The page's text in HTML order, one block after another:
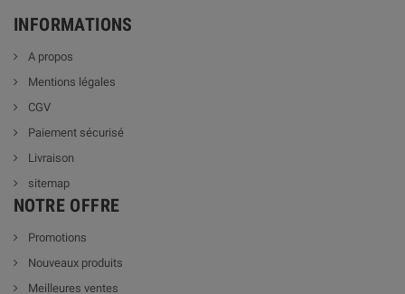
INFORMATIONS
A propos
Mentions légales
CGV
Paiement sécurisé
Livraison
sitemap
NOTRE OFFRE
Promotions
Nouveaux produits
Meilleures ventes